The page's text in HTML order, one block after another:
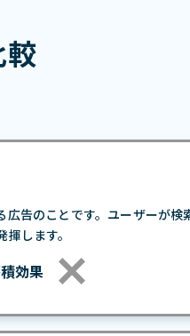
告のことです。ユーザーが検
します。
効果